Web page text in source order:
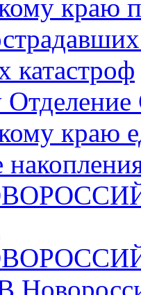
краю
катастроф
краю